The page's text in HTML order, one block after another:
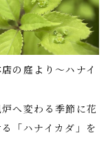
の庭より～ハナイ
へ変わる季節に花
「ハナイカダ」を